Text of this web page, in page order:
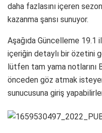
daha fazlasını içeren
kazanma şansı sunuyor.
Aşağıda Güncelleme 19.1
içeriğin detaylı bir özetini
lütfen tam yama notlarını
önceden göz atmak
sunucusuna giriş